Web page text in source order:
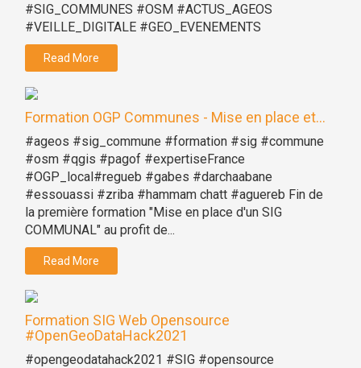
#SIG_COMMUNES #OSM #ACTUS_AGEOS
#VEILLE_DIGITALE #GEO_EVENEMENTS
Read More
Formation OGP Communes - Mise en place et...
#ageos #sig_commune #formation #sig #commune
#osm #qgis #pagof #expertiseFrance
#OGP_local#regueb #gabes #darchaabane
#essouassi #zriba #hammam chatt #aguereb Fin de
la première formation "Mise en place d'un SIG
COMMUNAL" au profit de...
Read More
Formation SIG Web Opensource
#OpenGeoDataHack2021
#opengeodatahack2021 #SIG #opensource